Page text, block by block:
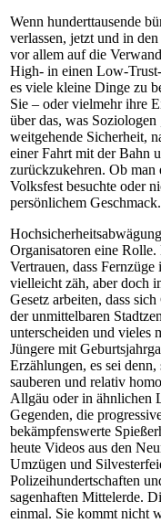
Wenn hunderttausende
verlassen, jetzt und in
vor allem auf die
High- in einen Low-
es viele kleine Dinge zu
Sie – oder vielmehr ihre
über das, was
weitgehende Sicherheit,
einer Fahrt mit der Bahn
zurückzukehren. Ob man
Volksfest besuchte oder
persönlichem Geschmack.
Organisatoren eine Rolle.
Vertrauen, dass
vielleicht zäh, aber doch
Gesetz arbeiten, dass
der unmittelbaren
unterscheiden und vieles
Jüngere mit
Erzählungen, es sei
sauberen und relativ
Allgäu oder in ähnlichen
Gegenden, die
bekämpfenswerte
heute Videos aus den
Umzügen und
Polizeihundertschaften
sagenhaften Mittelerde.
einmal. Sie kommt nicht